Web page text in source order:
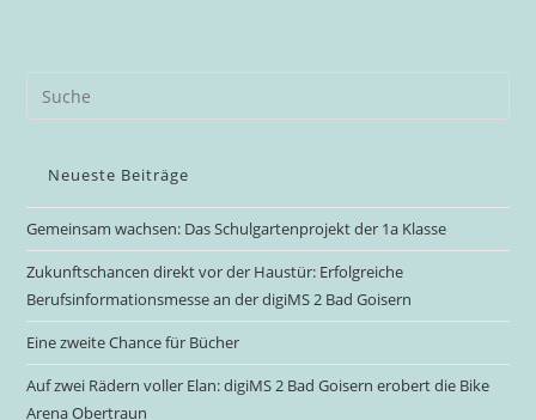
Neueste Beiträge
Gemeinsam wachsen: Das Schulgartenprojekt der 1a Klasse
Zukunftschancen direkt vor der Haustür: Erfolgreiche
Berufsinformationsmesse an der digiMS 2 Bad Goisern
Eine zweite Chance für Bücher
Auf zwei Rädern voller Elan: digiMS 2 Bad Goisern erobert die Bike
Arena Obertraun